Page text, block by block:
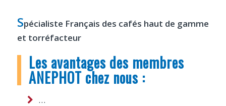
Spécialiste Français des cafés haut de gamme
et torréfacteur
Les avantages des membres
ANEPHOT chez nous :
…